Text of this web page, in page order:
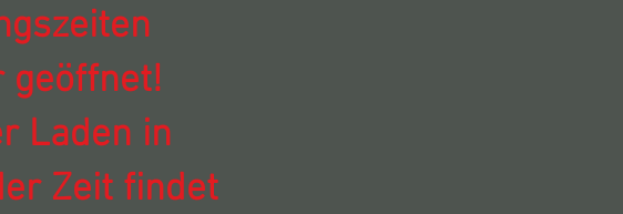
geöffnet!
Laden in
Zeit findet